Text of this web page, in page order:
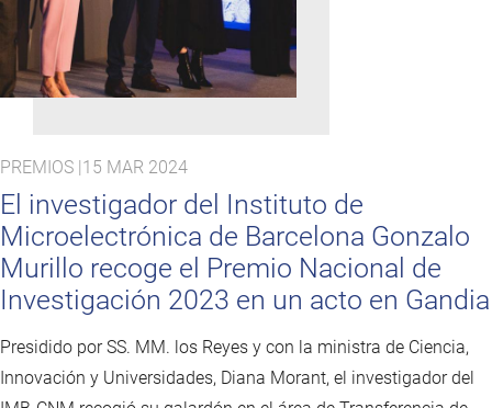
PREMIOS |15 MAR 2024
El investigador del Instituto de
Microelectrónica de Barcelona Gonzalo
Murillo recoge el Premio Nacional de
Investigación 2023 en un acto en Gandia
Presidido por SS. MM. los Reyes y con la ministra de Ciencia,
Innovación y Universidades, Diana Morant, el investigador del